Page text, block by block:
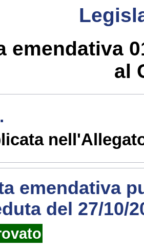
emendativa
al
emendativa
del 27/10/